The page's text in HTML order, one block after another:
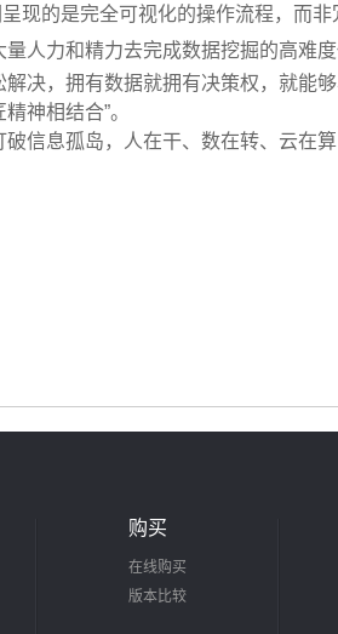
现的是完全可视化的操作流程，而
人力和精力去完成数据挖掘的高难度
决，拥有数据就拥有决策权，就能
神相结合”。
信息孤岛，人在干、数在转、云在
购买
在线购买
版本比较